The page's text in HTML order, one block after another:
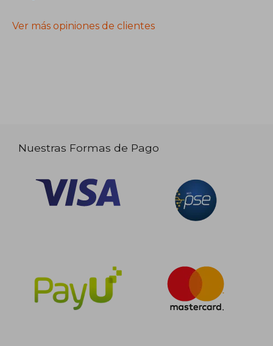
Ver más opiniones de clientes
Nuestras Formas de Pago